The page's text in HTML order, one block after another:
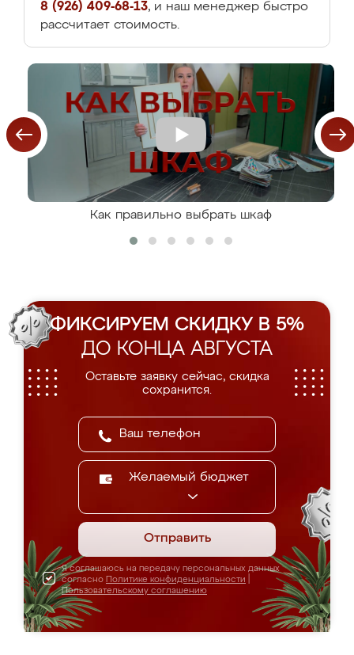
8 (926) 409-68-13, и наш менеджер быстро
рассчитает стоимость.
Как правильно выбрать шкаф
ФИКСИРУЕМ СКИДКУ В 5%
ДО КОНЦА АВГУСТА
Оставьте заявку сейчас, скидка
сохранится.
Желаемый бюджет
Отправить
Я соглашаюсь на передачу персональных данных
согласно Политике конфиденциальности
Пользовательскому соглашению